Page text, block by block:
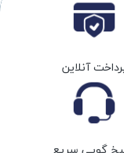
آنلاین